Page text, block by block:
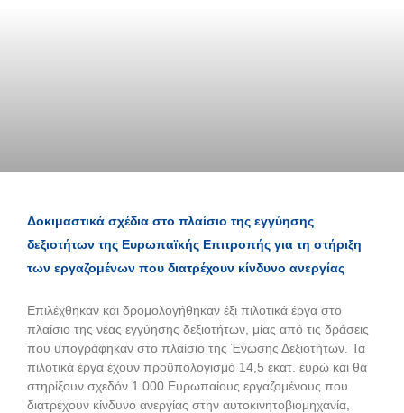
Δοκιμαστικά σχέδια στο πλαίσιο της εγγύησης
δεξιοτήτων της Ευρωπαϊκής Επιτροπής για τη στήριξη
των εργαζομένων που διατρέχουν κίνδυνο ανεργίας
Επιλέχθηκαν και δρομολογήθηκαν έξι πιλοτικά έργα στο
πλαίσιο της νέας εγγύησης δεξιοτήτων, μίας από τις δράσεις
που υπογράφηκαν στο πλαίσιο της Ένωσης Δεξιοτήτων. Τα
πιλοτικά έργα έχουν προϋπολογισμό 14,5 εκατ. ευρώ και θα
στηρίξουν σχεδόν 1.000 Ευρωπαίους εργαζομένους που
διατρέχουν κίνδυνο ανεργίας στην αυτοκινητοβιομηχανία,